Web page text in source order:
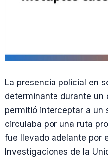
La presencia policial en
determinante durante un
permitió interceptar a un
circulaba por una ruta
fue llevado adelante por
Investigaciones de la